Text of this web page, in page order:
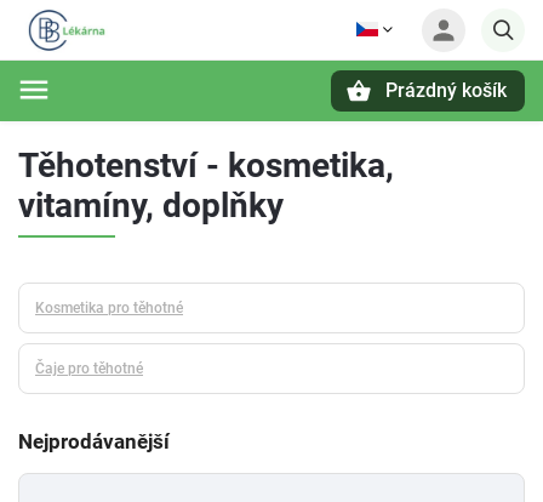
Prázdný košík
Těhotenství - kosmetika,
vitamíny, doplňky
Kosmetika pro těhotné
Čaje pro těhotné
Nejprodávanější